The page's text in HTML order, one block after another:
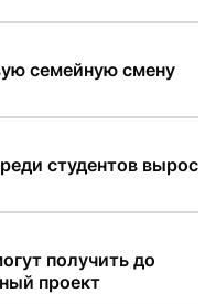
семейную смену
студентов вырос
получить до
проект